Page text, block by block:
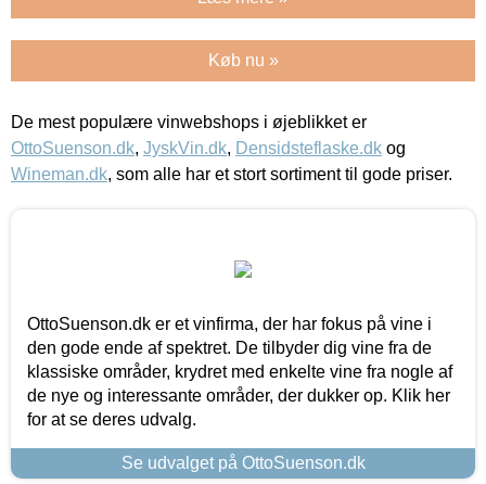
Køb nu »
De mest populære vinwebshops i øjeblikket er
OttoSuenson.dk, JyskVin.dk, Densidsteflaske.dk og
Wineman.dk, som alle har et stort sortiment til gode priser.
OttoSuenson.dk er et vinfirma, der har fokus på vine i
den gode ende af spektret. De tilbyder dig vine fra de
klassiske områder, krydret med enkelte vine fra nogle af
de nye og interessante områder, der dukker op. Klik her
for at se deres udvalg.
Se udvalget på OttoSuenson.dk